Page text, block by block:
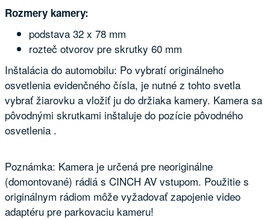
Rozmery kamery:
podstava 32 x 78 mm
rozteč otvorov pre skrutky 60 mm
Inštalácia do automobilu: Po vybratí originálneho
osvetlenia evidenčného čísla, je nutné z tohto svetla
vybrať žiarovku a vložiť ju do držiaka kamery. Kamera sa
pôvodnými skrutkami inštaluje do pozície pôvodného
osvetlenia .
Poznámka: Kamera je určená pre neoriginálne
(domontované) rádiá s CINCH AV vstupom. Použitie s
originálnym rádiom môže vyžadovať zapojenie video
adaptéru pre parkovaciu kameru!